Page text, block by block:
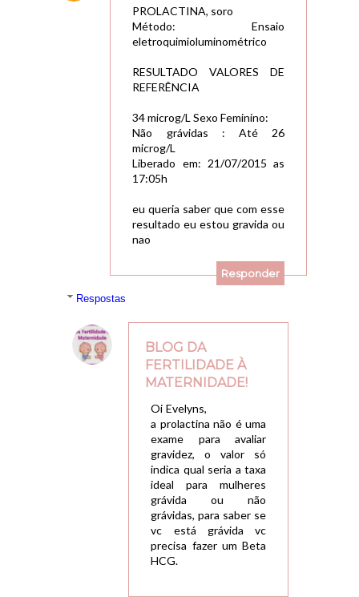
PROLACTINA, soro
Método: Ensaio
eletroquimioluminométrico
RESULTADO VALORES DE
REFERÊNCIA
34 microg/L Sexo Feminino:
Não grávidas : Até 26
microg/L
Liberado em: 21/07/2015 as
17:05h
eu queria saber que com esse
resultado eu estou gravida ou
nao
Responder
Respostas
BLOG DA
FERTILIDADE À
MATERNIDADE!
Oi Evelyns,
a prolactina não é uma
exame para avaliar
gravidez, o valor só
indica qual seria a taxa
ideal para mulheres
grávida ou não
grávidas, para saber se
vc está grávida vc
precisa fazer um Beta
HCG.